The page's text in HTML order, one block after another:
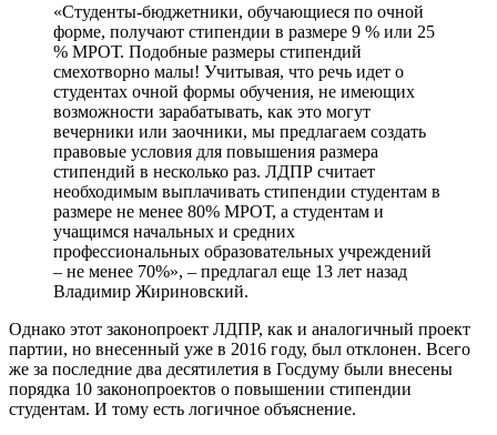
«Студенты-бюджетники, обучающиеся по очной
форме, получают стипендии в размере 9 % или 25
% МРОТ. Подобные размеры стипендий
смехотворно малы! Учитывая, что речь идет о
студентах очной формы обучения, не имеющих
возможности зарабатывать, как это могут
вечерники или заочники, мы предлагаем создать
правовые условия для повышения размера
стипендий в несколько раз. ЛДПР считает
необходимым выплачивать стипендии студентам в
размере не менее 80% МРОТ, а студентам и
учащимся начальных и средних
профессиональных образовательных учреждений
– не менее 70%», – предлагал еще 13 лет назад
Владимир Жириновский.
Однако этот законопроект ЛДПР, как и аналогичный проект
партии, но внесенный уже в 2016 году, был отклонен. Всего
же за последние два десятилетия в Госдуму были внесены
порядка 10 законопроектов о повышении стипендии
студентам. И тому есть логичное объяснение.